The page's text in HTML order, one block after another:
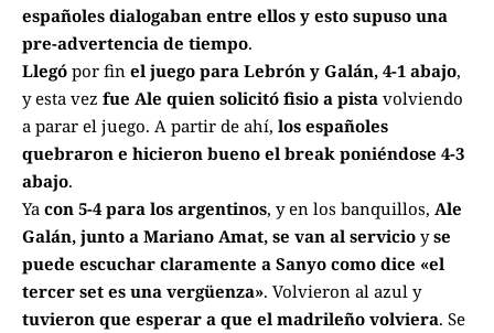
españoles dialogaban entre ellos y esto supuso una
pre-advertencia de tiempo.
Llegó por fin el juego para Lebrón y Galán, 4-1 abajo,
y esta vez fue Ale quien solicitó fisio a pista volviendo
a parar el juego. A partir de ahí, los españoles
quebraron e hicieron bueno el break poniéndose 4-3
abajo.
Ya con 5-4 para los argentinos, y en los banquillos, Ale
Galán, junto a Mariano Amat, se van al servicio yse
puede escuchar claramente a Sanyo como dice «el
tercer set es una vergüenza». Volvieron al azul y
tuvieron que esperar a que el madrileño volviera. Se